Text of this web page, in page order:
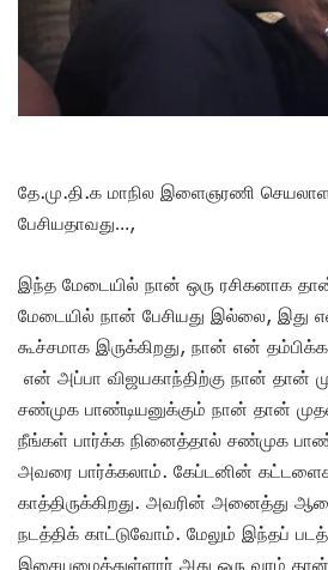
தே.மு.தி.க மாநில இளைஞரணி
பேசியதாவது…,
இந்த மேடையில் நான் ஒரு ரசிகனாக
மேடையில் நான் பேசியது இல்லை, இது
கூச்சமாக இருக்கிறது, நான் என்
என் அப்பா விஜயகாந்திற்கு நான் தான்
சண்முக பாண்டியனுக்கும் நான் தான்
நீங்கள் பார்க்க நினைத்தால் சண்முக
அவரை பார்க்கலாம். கேப்டனின்
காத்திருக்கிறது. அவரின் அனைத்து
நடத்திக் காட்டுவோம். மேலும் இந்தப்
இசையமைத்துள்ளார் அது ஒரு வரம்